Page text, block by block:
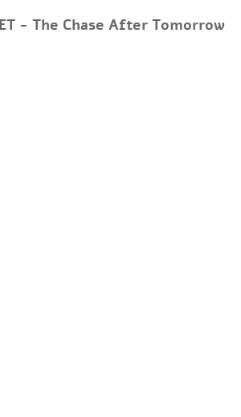
- The Chase After Tomorrow